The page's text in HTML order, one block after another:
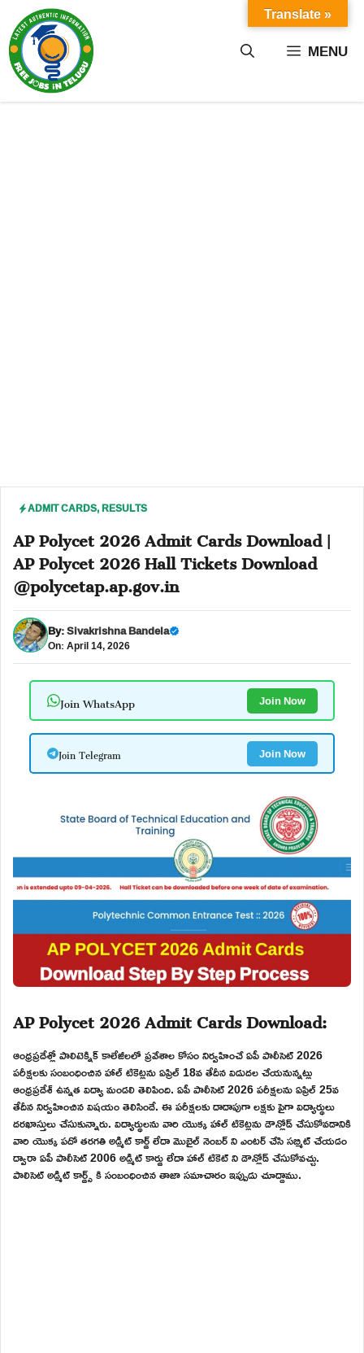
content MENU
ADMIT CARDS,RESULTS
AP Polycet 2026 Admit Cards Download |
AP Polycet 2026 Hall Tickets Download
@polycetap.ap.gov.in
By:Sivakrishna Bandela
On: April 14, 2026
Join WhatsApp Join Now
Join Telegram Join Now
AP Polycet 2026 Admit Cards Download:
ఆంధ్రప్రదేశ్లో పాలిటెక్నిక్ కాలేజీలలో ప్రవేశాల కోసం నిర్వహించే ఏపీ పాలీసెట్ 2026
పరీక్షలకు సంబంధించిన హాల్ టికెట్లను ఏప్రిల్ 18వ తేదీన విడుదల చేయనున్నట్లు
ఆంధ్రప్రదేశ్ ఉన్నత విద్యా మండలి తెలిపింది. ఏపీ పాలీసెట్ 2026 పరీక్షలను ఏప్రిల్ 25వ
తేదీన నిర్వహించిన విషయం తెలిసిందే. ఈ పరీక్షలకు దాదాపుగా లక్షకు పైగా విద్యార్థులు
దరఖాస్తులు చేసుకున్నారు. విద్యార్థులను వారి యొక్క హాల్ టికెట్లను డౌన్లోడ్ చేసుకోవడానికి
వారి యొక్క పదో తరగతి అడ్మిట్ కార్డ్ లేదా మొబైల్ నెంబర్ ని ఎంటర్ చేసి సబ్మిట్ చేయడం
ద్వారా ఏపీ పాలీసెట్ 2006 అడ్మిట్ కార్డు లేదా హాల్ టికెట్ ని డౌన్లోడ్ చేసుకోవచ్చు.
పాలిసెట్ అడ్మిట్ కార్డ్స్ కి సంబంధించిన తాజా సమాచారం ఇప్పుడు చూద్దాము.
Translate »